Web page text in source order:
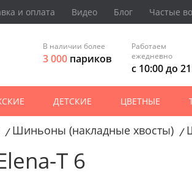
и оплата Видео Блог Частые
В наличии более
3 000 париков
Работаем
ежедневно
с 10:00 до
ДЕТСКИЕ ЦВЕТНЫЕ
/ Шиньоны (накладные хвосты) /
T 6